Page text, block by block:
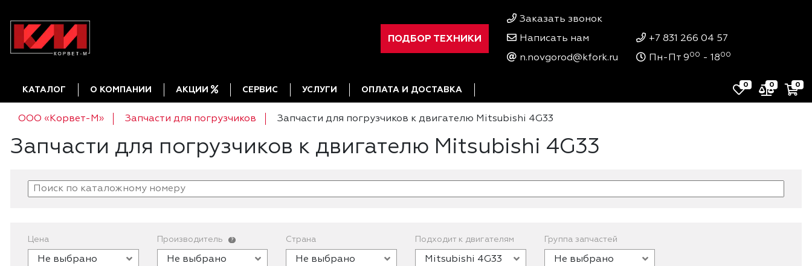
ПОДБОР ТЕХНИКИ
Заказать звонок
Написать нам
n.novgorod@kfork.ru
+7 831 266 04 57
Пн-Пт 900 - 1800
КАТАЛОГ О КОМПАНИИ АКЦИИ СЕРВИС УСЛУГИ ОПЛАТА И ДОСТАВКА 0 0 0
ООО «Корвет-М» Запчасти для погрузчиков Запчасти для погрузчиков к двигателю Mitsubishi 4G33
Запчасти для погрузчиков к двигателю Mitsubishi 4G33
Цена
Не выбрано
Производитель ?
Не выбрано
Страна
Не выбрано
Подходит к двигателям
Mitsubishi 4G33
Группа запчастей
Не выбрано